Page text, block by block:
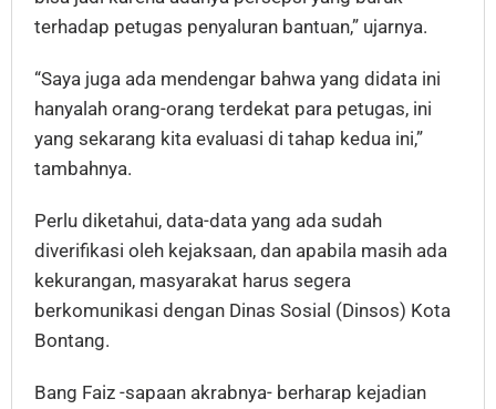
terhadap petugas penyaluran bantuan,” ujarnya.
“Saya juga ada mendengar bahwa yang didata ini
hanyalah orang-orang terdekat para petugas, ini
yang sekarang kita evaluasi di tahap kedua ini,”
tambahnya.
Perlu diketahui, data-data yang ada sudah
diverifikasi oleh kejaksaan, dan apabila masih ada
kekurangan, masyarakat harus segera
berkomunikasi dengan Dinas Sosial (Dinsos) Kota
Bontang.
Bang Faiz -sapaan akrabnya- berharap kejadian